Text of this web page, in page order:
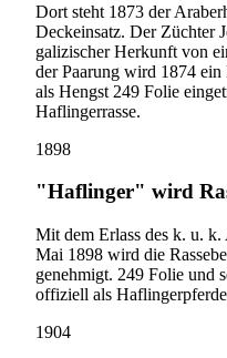
Dort steht 1873 der
Deckeinsatz. Der Züchter
galizischer Herkunft von
der Paarung wird 1874 ein
als Hengst 249 Folie
Haflingerrasse.
1898
"Haflinger" wird
Mit dem Erlass des k. u.
Mai 1898 wird die
genehmigt. 249 Folie und
offiziell als
1904